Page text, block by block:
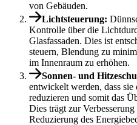
von Gebäuden.
Lichtsteuerung:
Kontrolle über die
Glasfassaden. Dies ist
steuern, Blendung zu
im Innenraum zu erhöhen.
Sonnen- und
entwickelt werden, dass
reduzieren und somit das
Dies trägt zur
Reduzierung des